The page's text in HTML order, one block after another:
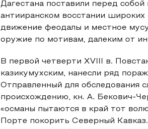
Дагестана поставили перед собой
антииранском восстании широких
движение феодалы и местное
оружие по мотивам, далеким от
В первой четверти XVIII в.
казикумухским, нанесли ряд
Отправленный для обследования
происхождению, кн. А. Бекович-
«османы пытаются в край тот
Порте покорить Северный